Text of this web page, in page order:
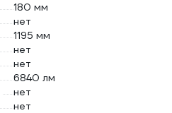
180 мм
нет
1195 мм
нет
нет
6840 лм
нет
нет